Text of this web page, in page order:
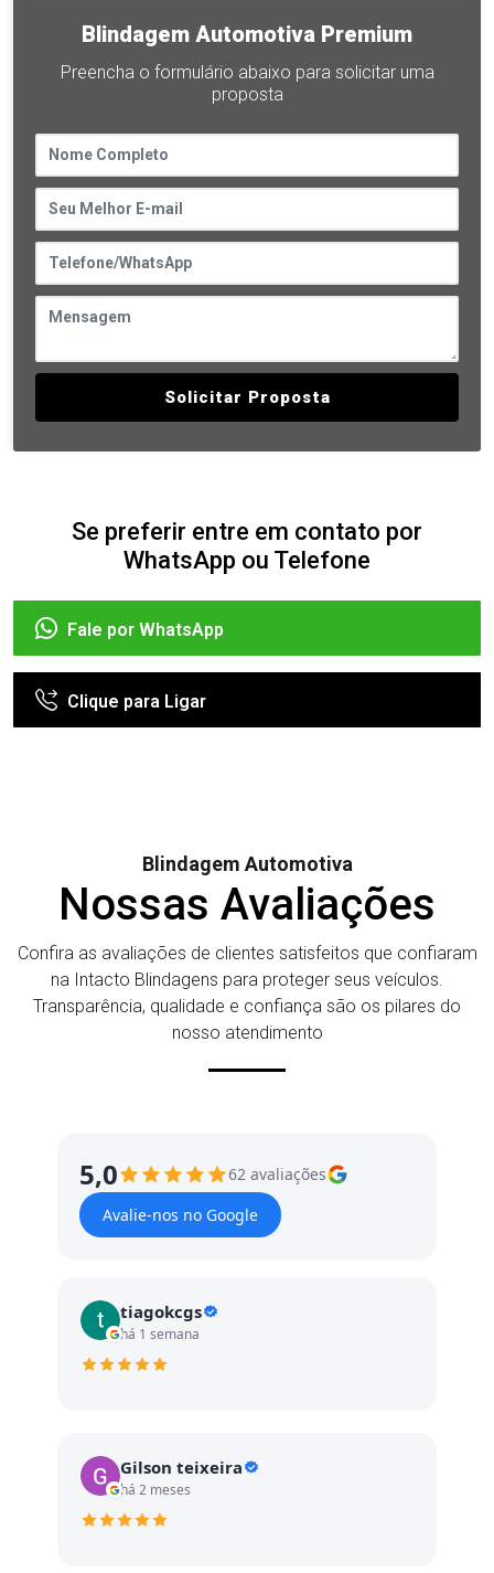
Blindagem Automotiva Premium
Preencha o formulário abaixo para solicitar uma
proposta
Solicitar Proposta
Se preferir entre em contato por
WhatsApp ou Telefone
Fale por WhatsApp
Clique para Ligar
Blindagem Automotiva
Nossas Avaliações
Confira as avaliações de clientes satisfeitos que confiaram
na Intacto Blindagens para proteger seus veículos.
Transparência, qualidade e confiança são os pilares do
nosso atendimento
5,0
62 avaliações
Avalie-nos no Google
tiagokcgs
há 1 semana
Gilson teixeira
há 2 meses